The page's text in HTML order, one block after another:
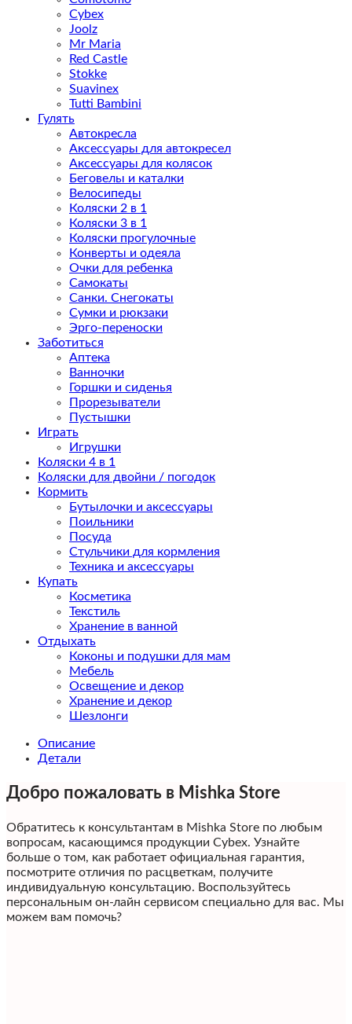
Cybex
Joolz
Mr Maria
Red Castle
Stokke
Suavinex
Tutti Bambini
Гулять
Автокресла
Аксессуары для автокресел
Аксессуары для колясок
Беговелы и каталки
Велосипеды
Коляски 2 в 1
Коляски 3 в 1
Коляски прогулочные
Конверты и одеяла
Очки для ребенка
Самокаты
Санки. Снегокаты
Сумки и рюкзаки
Эрго-переноски
Заботиться
Аптека
Ванночки
Горшки и сиденья
Прорезыватели
Пустышки
Играть
Игрушки
Коляски 4 в 1
Коляски для двойни / погодок
Кормить
Бутылочки и аксессуары
Поильники
Посуда
Стульчики для кормления
Техника и аксессуары
Купать
Косметика
Текстиль
Хранение в ванной
Отдыхать
Коконы и подушки для мам
Мебель
Освещение и декор
Хранение и декор
Шезлонги
Описание
Детали
Добро пожаловать в Mishka Store
Обратитесь к консультантам в Mishka Store по любым
вопросам, касающимся продукции Сybex. Узнайте
больше о том, как работает официальная гарантия,
посмотрите отличия по расцветкам, получите
индивидуальную консультацию. Воспользуйтесь
персональным он-лайн сервисом специально для вас. Мы
можем вам помочь?